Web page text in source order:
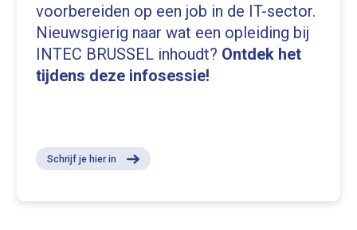
voorbereiden op een job in de IT-sector.
Nieuwsgierig naar wat een opleiding bij
INTEC BRUSSEL inhoudt? Ontdek het
tijdens deze infosessie!
Schrijf je hier in